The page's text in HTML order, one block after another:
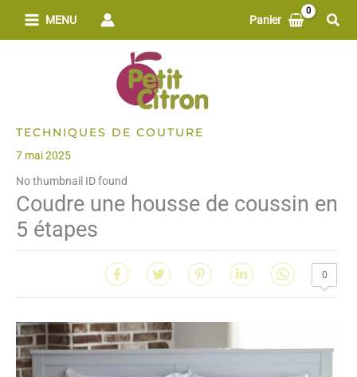
MENU Panier
TECHNIQUES DE COUTURE
7 mai 2025
No thumbnail ID found
Coudre une housse de coussin en
5 étapes
0